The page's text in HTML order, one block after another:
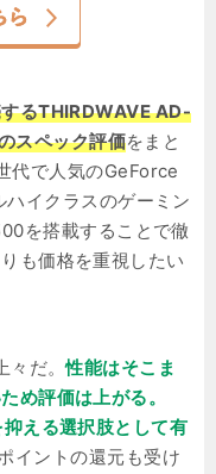
るTHIRDWAVE AD-
スペック評価をまと
代で人気のGeForce
イクラスのゲーミン
を搭載することで徹
も価格を重視したい
々だ。性能はそこま
め評価は上がる。
える選択肢として有
イントの還元も受け